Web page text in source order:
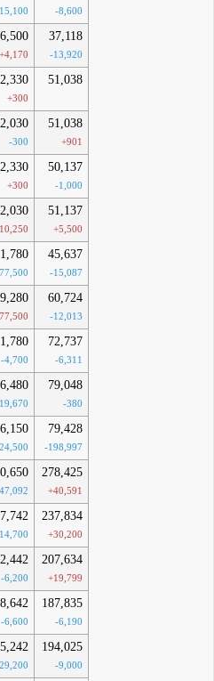
-8,600
+4,170
37,118
-13,920
+300
51,038
-300
51,038
+901
+300
50,137
-1,000
51,137
+5,500
1,780 45,637
-15,087
60,724
-12,013
1,780
-4,700
72,737
-6,311
6,480 79,048
-380
79,428
-198,997
278,425
+40,591
237,834
+30,200
-6,200
207,634
+19,799
-6,600
187,835
-6,190
194,025
-9,000